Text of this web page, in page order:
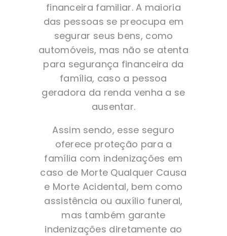
financeira familiar. A maioria
das pessoas se preocupa em
segurar seus bens, como
automóveis, mas não se atenta
para segurança financeira da
família, caso a pessoa
geradora da renda venha a se
ausentar.
Assim sendo, esse seguro
oferece proteção para a
família com indenizações em
caso de Morte Qualquer Causa
e Morte Acidental, bem como
assistência ou auxílio funeral,
mas também garante
indenizações diretamente ao